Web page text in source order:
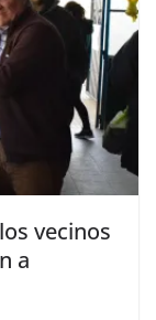
vecinos
a